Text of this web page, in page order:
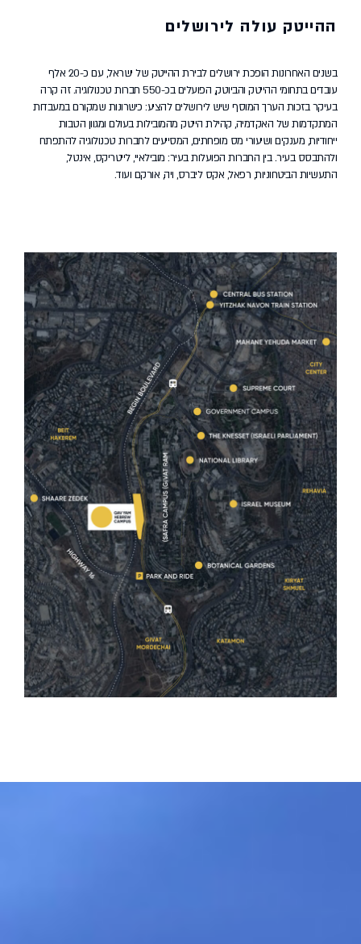
ההייטק עולה לירושלים
בשנים האחרונות הופכת ירושלים לבירת ההייטק של ישראל, עם כ-20 אלף
עובדים בתחומי ההייטק והביוטק, הפועלים בכ-550 חברות טכנולוגיה. זה קרה
בעיקר בזכות הערך המוסף שיש לירושלים להציע: כישרונות שמקורם במעבדות
המתקדמות של האקדמיה, קהילת הייטק מהמובילות בעולם ומגוון הטבות
ייחודיות, מענקים ושיעורי מס מופחתים, המסייעים לחברות טכנולוגיה להתפתח
ולהתבסס בעיר. בין החברות הפועלות בעיר: מובילאיי, לייטריקס, אינטל,
התעשיות הביטחוניות, רפאל, אקס ליברס, ויה, אורקם ועוד.